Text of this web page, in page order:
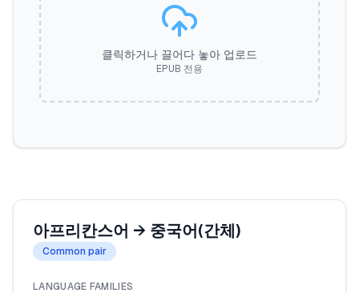
클릭하거나 끌어다 놓아 업로드
EPUB 전용
아프리칸스어 → 중국어(간체)
Common pair
LANGUAGE FAMILIES